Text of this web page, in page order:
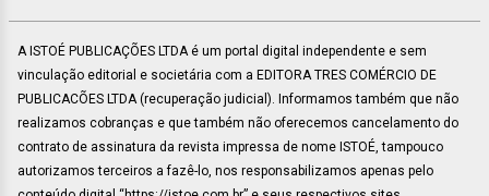
A ISTOÉ PUBLICAÇÕES LTDA é um portal digital independente e sem
vinculação editorial e societária com a EDITORA TRES COMÉRCIO DE
PUBLICACÕES LTDA (recuperação judicial). Informamos também que não
realizamos cobranças e que também não oferecemos cancelamento do
contrato de assinatura da revista impressa de nome ISTOÉ, tampouco
autorizamos terceiros a fazê-lo, nos responsabilizamos apenas pelo